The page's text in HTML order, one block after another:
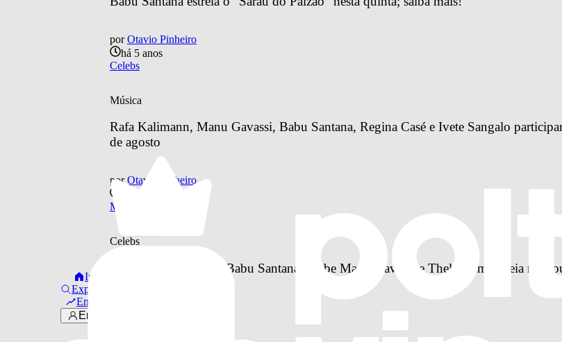
Início
Explorar
Em alta
Entrar
por Otavio Pinheiro
há 5 anos
Celebs
Música
Rafa Kalimann, Manu Gavassi, Babu Santana, Regina Casé e Ivete Sangalo
de agosto
por Otavio Pinheiro
Música
Celebs
“Quintal do Paizão” | Babu Santana recebe Manu Gavassi e Thelma em estreia no